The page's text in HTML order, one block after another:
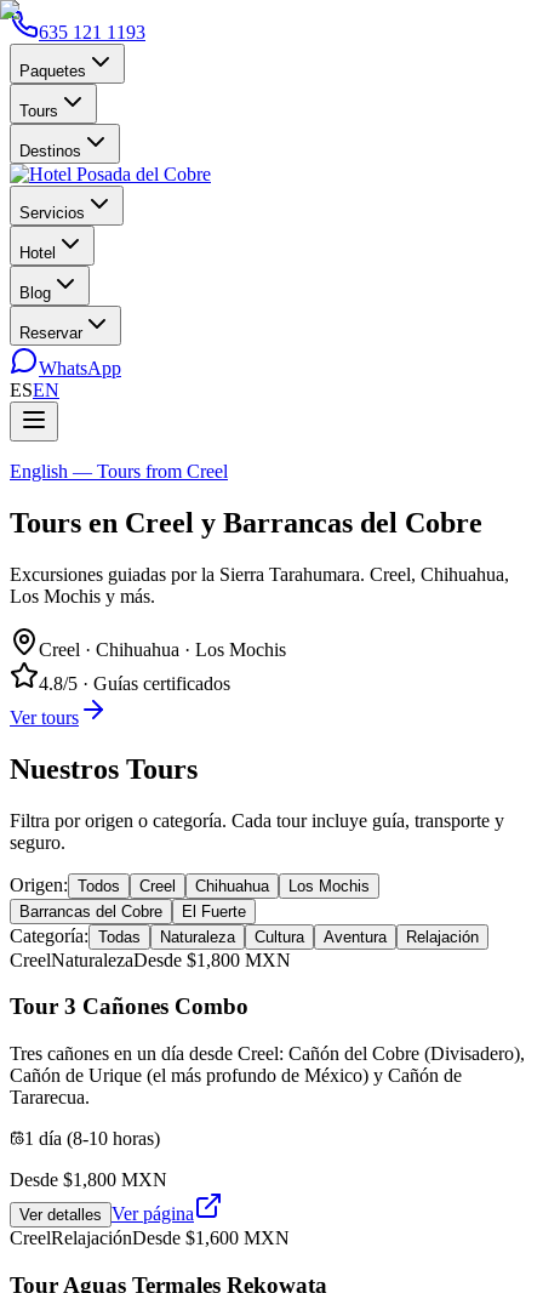
635 121 1193
Paquetes
Tours
Destinos
Servicios
Hotel
Blog
Reservar
WhatsApp
ESEN
English — Tours from Creel
Tours en Creel y Barrancas del Cobre
Excursiones guiadas por la Sierra Tarahumara. Creel, Chihuahua,
Los Mochis y más.
Creel · Chihuahua · Los Mochis
4.8/5 · Guías certificados
Ver tours
Nuestros Tours
Filtra por origen o categoría. Cada tour incluye guía, transporte y
seguro.
Origen: Todos Creel Chihuahua
Los Mochis
Barrancas del Cobre
El Fuerte
Categoría: Todas Naturaleza Cultura Aventura Relajación
CreelNaturalezaDesde $1,800 MXN
Tour 3 Cañones Combo
Tres cañones en un día desde Creel: Cañón del Cobre (Divisadero),
Cañón de Urique (el más profundo de México) y Cañón de
Tararecua.
1 día (8-10 horas)
Desde $1,800 MXN
Ver detalles Ver página
CreelRelajaciónDesde $1,600 MXN
Tour Aguas Termales Rekowata